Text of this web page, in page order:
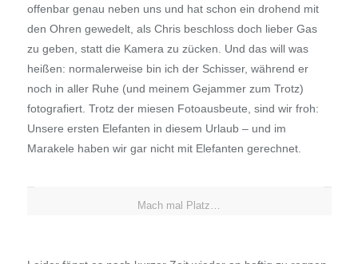
offenbar genau neben uns und hat schon ein drohend mit
den Ohren gewedelt, als Chris beschloss doch lieber Gas
zu geben, statt die Kamera zu zücken. Und das will was
heißen: normalerweise bin ich der Schisser, während er
noch in aller Ruhe (und meinem Gejammer zum Trotz)
fotografiert. Trotz der miesen Fotoausbeute, sind wir froh:
Unsere ersten Elefanten in diesem Urlaub – und im
Marakele haben wir gar nicht mit Elefanten gerechnet.
Mach mal Platz…